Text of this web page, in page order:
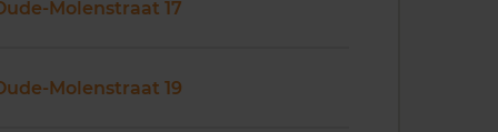
Molenstraat 17
Molenstraat 19